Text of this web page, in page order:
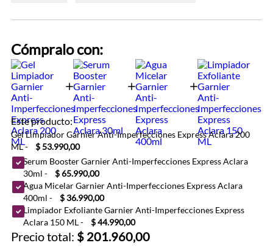
Cómpralo con:
Este producto:
Gel Limpiador Garnier Anti-Imperfecciones Express Aclara 200
ML-
$ 53.990,00
Serum Booster Garnier Anti-Imperfecciones Express Aclara
30ml -
$ 65.990,00
Agua Micelar Garnier Anti-Imperfecciones Express Aclara
400ml -
$ 36.990,00
Limpiador Exfoliante Garnier Anti-Imperfecciones Express
Aclara 150 ML- $ 44.990,00
Precio total: $ 201.960,00